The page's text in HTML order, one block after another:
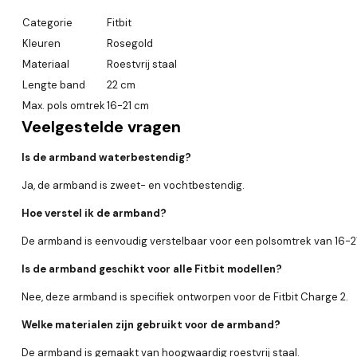
Categorie
Fitbit
Kleuren
Rosegold
Materiaal
Roestvrij staal
Lengte band
22 cm
Max. pols omtrek16-21 cm
Veelgestelde vragen
Is de armband waterbestendig?
Ja, de armband is zweet- en vochtbestendig.
Hoe verstel ik de armband?
De armband is eenvoudig verstelbaar voor een polsomtrek van 16-
Is de armband geschikt voor alle Fitbit modellen?
Nee, deze armband is specifiek ontworpen voor de Fitbit Charge 2.
Welke materialen zijn gebruikt voor de armband?
De armband is gemaakt van hoogwaardig roestvrij staal.